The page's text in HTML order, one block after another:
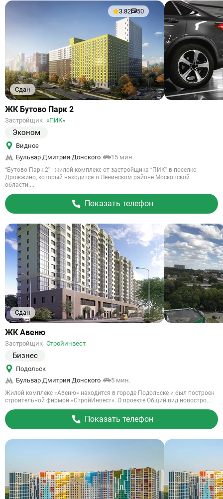
Сдан
3.82 50
Ссылка
объект
ЖК Бутово Парк 2
Застройщик «ПИК»
Эконом
Видное
Бульвар Дмитрия Донского
15 мин.
“Бутово Парк 2” - жилой комплекс от застройщика “ПИК” в поселке
Дрожжино, который находится в Ленинском районе Московской
области....
Показать телефон
Сдан
Ссылка
объект
ЖК Авеню
Застройщик Стройинвест
Бизнес
Подольск
Бульвар Дмитрия Донского
5 мин.
Жилой комплекс «Авеню» находится в городе Подольске и был построен
строительной фирмой «СтройИнвест». О проекте Общий вид новостро...
Показать телефон